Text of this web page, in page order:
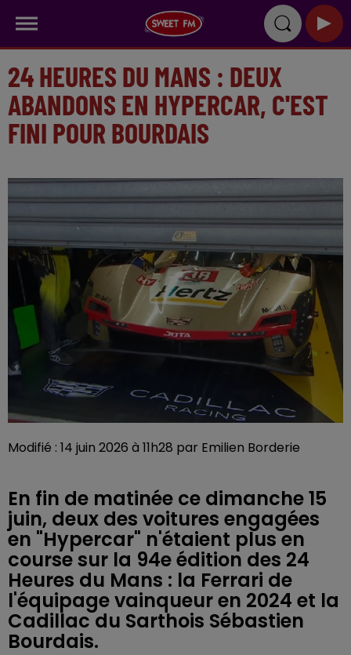
24 HEURES DU MANS : DEUX
ABANDONS EN HYPERCAR, C'EST
FINI POUR BOURDAIS
Modifié : 14 juin 2026 à 11h28 par Emilien Borderie
En fin de matinée ce dimanche 15
juin, deux des voitures engagées
en "Hypercar" n'étaient plus en
course sur la 94e édition des 24
Heures du Mans : la Ferrari de
l'équipage vainqueur en 2024 et la
Cadillac du Sarthois Sébastien
Bourdais.